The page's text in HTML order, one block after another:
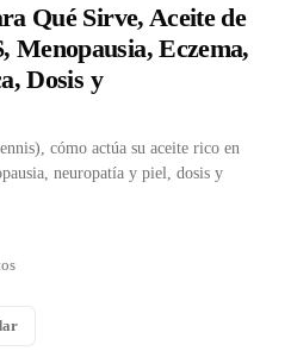
Qué Sirve, Aceite de
Menopausia, Eczema,
Dosis y
cómo actúa su aceite rico en
neuropatía y piel, dosis y